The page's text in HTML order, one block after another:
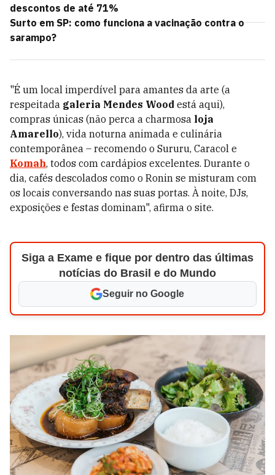
descontos de até 71%
Surto em SP: como funciona a vacinação contra o
sarampo?
"É um local imperdível para amantes da arte (a
respeitada galeria Mendes Wood está aqui),
compras únicas (não perca a charmosa loja
Amarello), vida noturna animada e culinária
contemporânea – recomendo o Sururu, Caracol e
Komah, todos com cardápios excelentes. Durante o
dia, cafés descolados como o Ronin se misturam com
os locais conversando nas suas portas. À noite, DJs,
exposições e festas dominam", afirma o site.
Siga a Exame e fique por dentro das últimas
notícias do Brasil e do Mundo
Seguir no Google